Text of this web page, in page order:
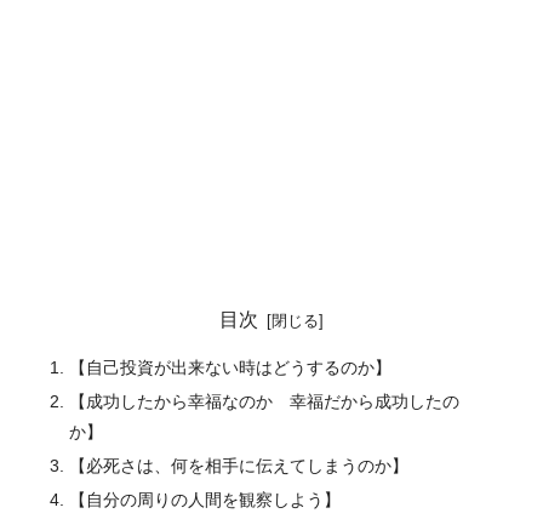
目次
【自己投資が出来ない時はどうするのか】
【成功したから幸福なのか 幸福だから成功したの
か】
【必死さは、何を相手に伝えてしまうのか】
【自分の周りの人間を観察しよう】